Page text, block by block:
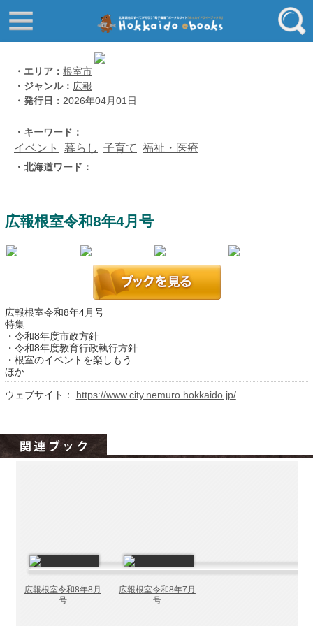
キーワード
・エリア： 根室市
・ジャンル： 広報
・発行日： 2026年04月01日
・キーワード：
イベント 暮らし 子育て 福祉・医療
・北海道ワード：
広報根室令和8年4月号
広報根室令和8年4月号
特集
・令和8年度市政方針
・令和8年度教育行政執行方針
・根室のイベントを楽しもう
ほか
ウェブサイト： https://www.city.nemuro.hokkaido.jp/
広報根室令和8年8月
号
広報根室令和8年7月
号
はじめてご利用される方へ
ふるさと納税ebooks
学校ebooks
北海道立文書館赤れんが
コンテンツ
千歳市
喜茂別町
北海道の病院ebooks
創成研究機構の本棚
全国健康保険協会
hokkaido ebooksとは
ご利用ガイド
個人情報保護方針
動作環境